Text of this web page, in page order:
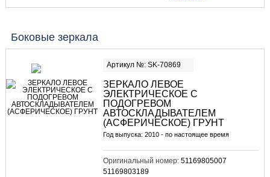
Боковые зеркала
Артикул №: SK-70869
ЗЕРКАЛО ЛЕВОЕ
ЭЛЕКТРИЧЕСКОЕ С
ПОДОГРЕВОМ
АВТОСКЛАДЫВАТЕЛЕМ
(АСФЕРИЧЕСКОЕ) ГРУНТ
Год выпуска: 2010 - по настоящее время
Оригинальный номер: 51169805007
51169803189